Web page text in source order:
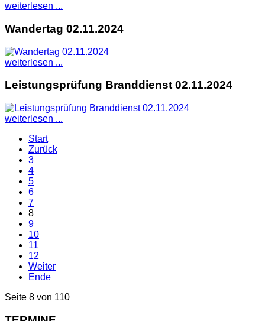
weiterlesen ...
Wandertag 02.11.2024
weiterlesen ...
Leistungsprüfung Branddienst 02.11.2024
weiterlesen ...
Start
Zurück
3
4
5
6
7
8
9
10
11
12
Weiter
Ende
Seite 8 von 110